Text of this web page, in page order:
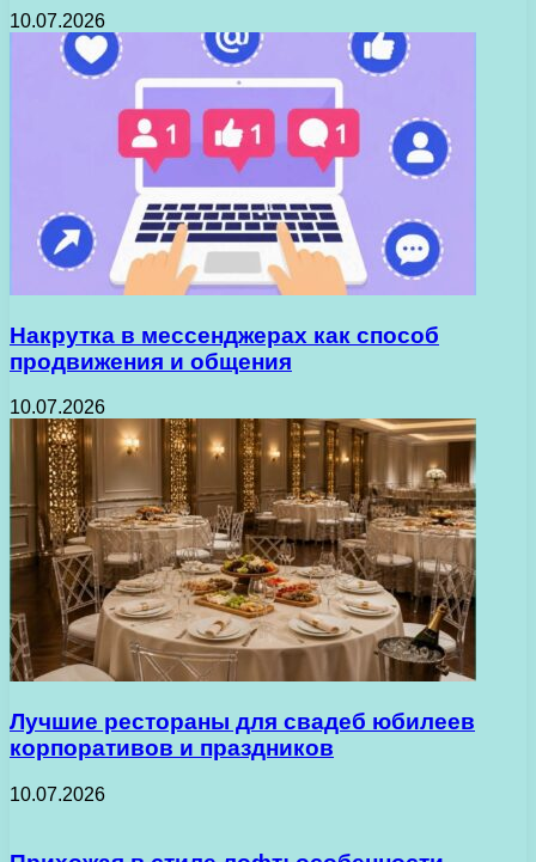
10.07.2026
Накрутка в мессенджерах как способ
продвижения и общения
10.07.2026
Лучшие рестораны для свадеб юбилеев
корпоративов и праздников
10.07.2026